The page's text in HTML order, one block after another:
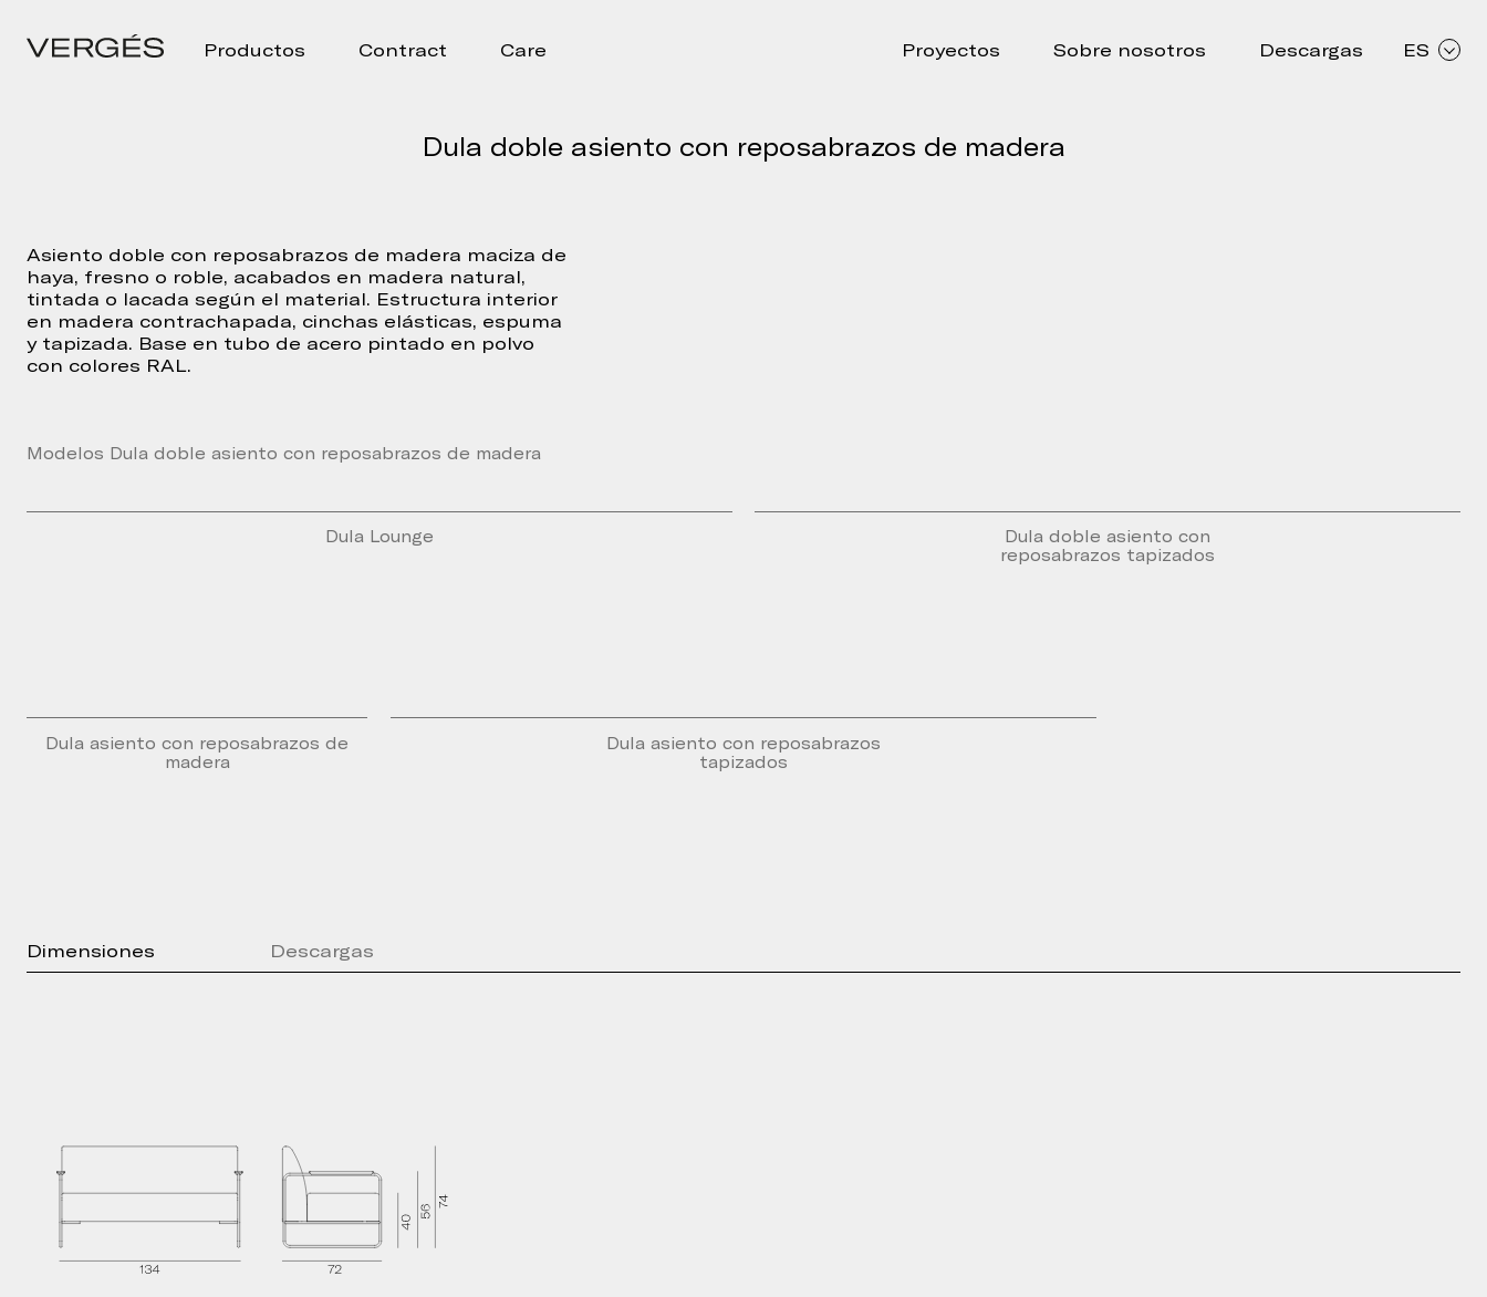
Productos Contract Care Proyectos Sobre nosotros Descargas ES
Dula doble asiento con reposabrazos de madera
Asiento doble con reposabrazos de madera maciza de
haya, fresno o roble, acabados en madera natural,
tintada o lacada según el material. Estructura interior
en madera contrachapada, cinchas elásticas, espuma
y tapizada. Base en tubo de acero pintado en polvo
con colores RAL.
Modelos Dula doble asiento con reposabrazos de madera
Dula Lounge
Dula doble asiento con
reposabrazos tapizados
Dula asiento con reposabrazos de
madera
Dula asiento con reposabrazos
tapizados
Dimensiones Descargas